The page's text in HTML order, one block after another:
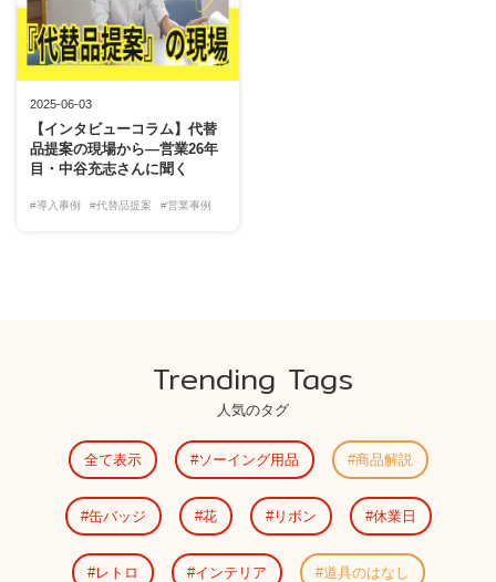
2025-06-03
【インタビューコラム】代替
品提案の現場から―営業26年
目・中谷充志さんに聞く
#導入事例 #代替品提案 #営業事例
Trending Tags
人気のタグ
全て表示 ソーイング用品 商品解説
缶バッジ 花 リボン 休業日
レトロ インテリア 道具のはなし